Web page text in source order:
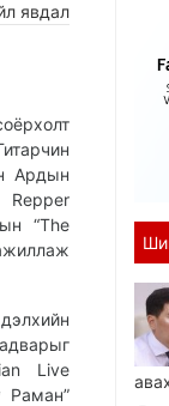
явдал
Ардын
Repper
“The
Live
Раман”